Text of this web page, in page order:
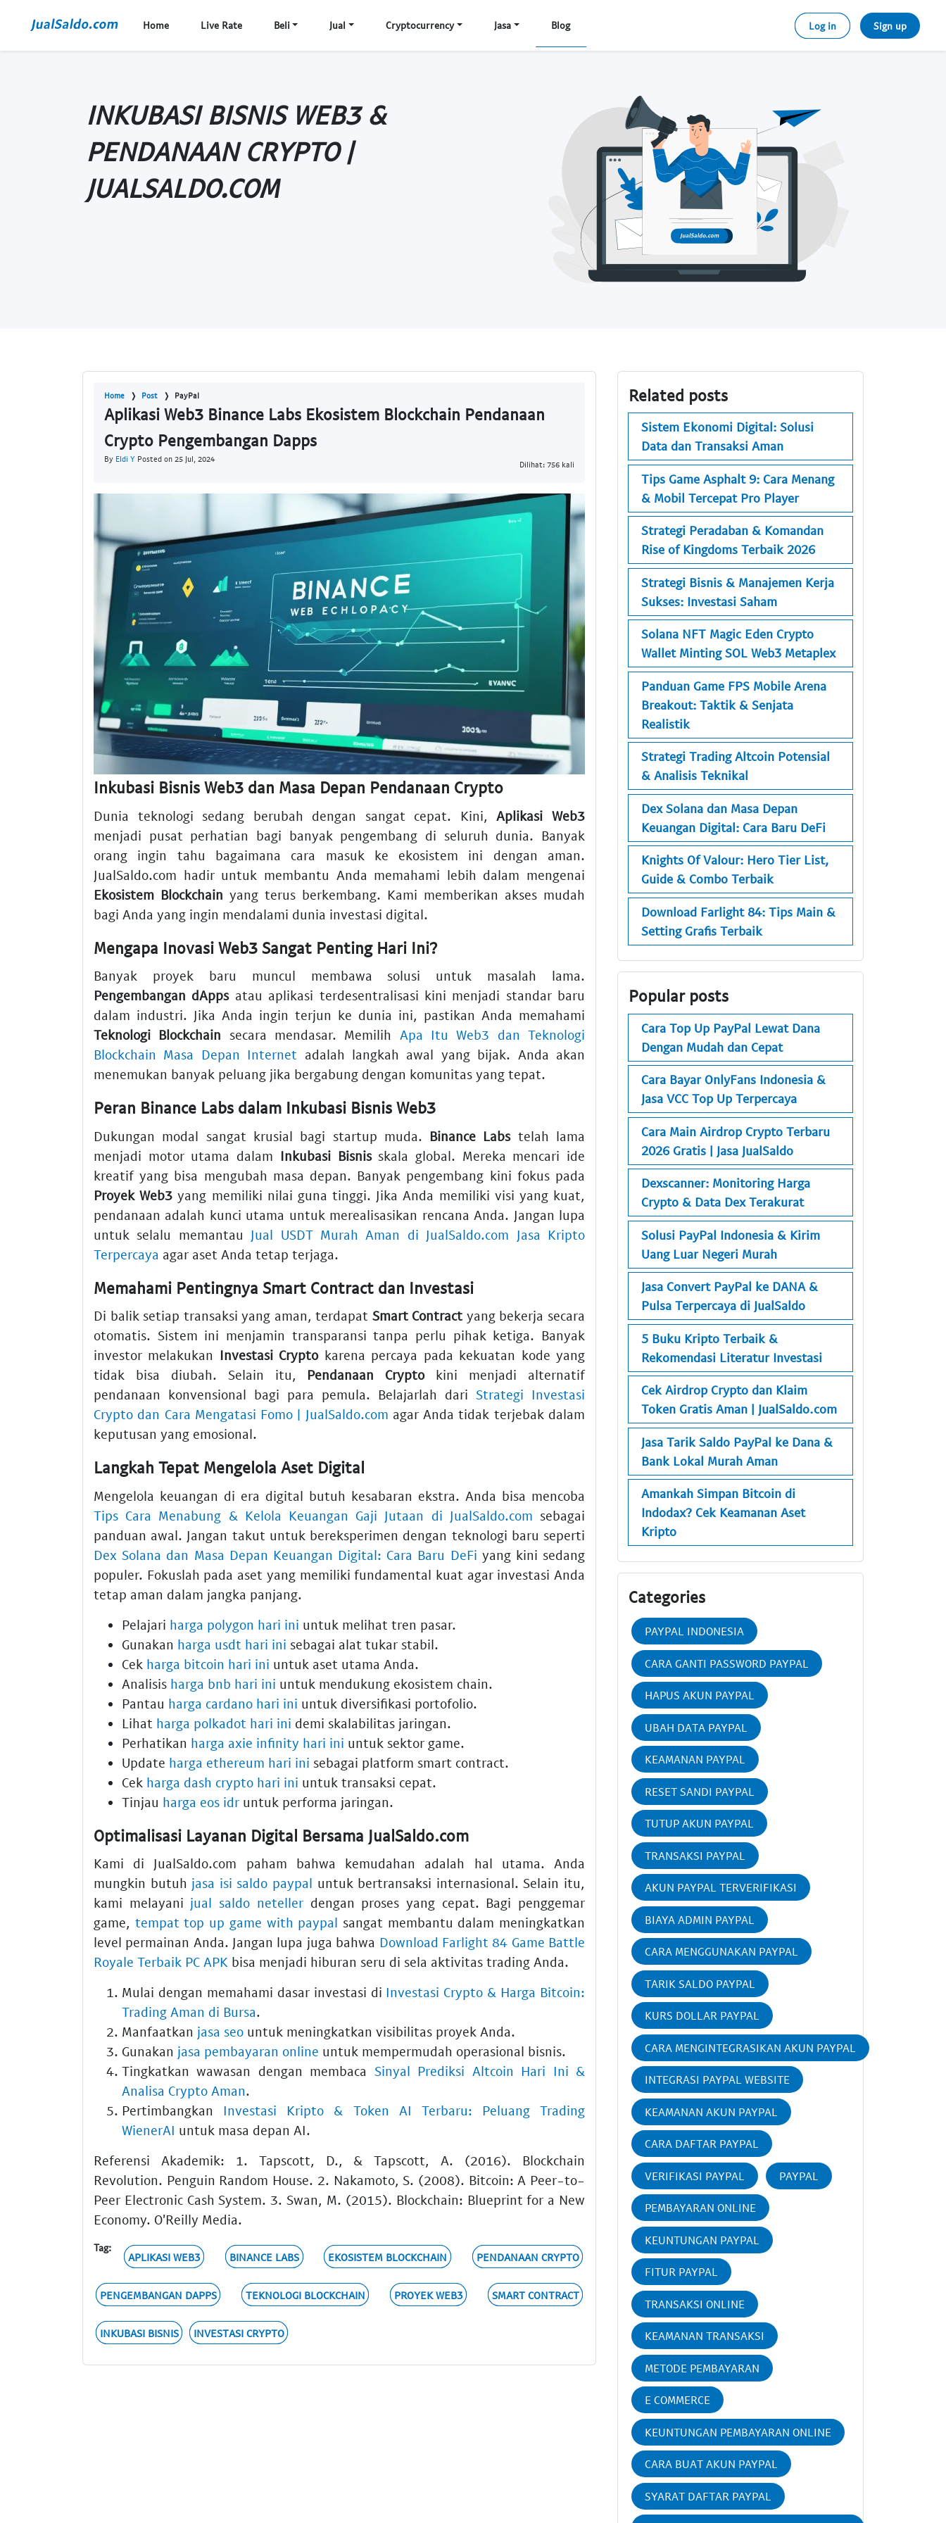
Home Live Rate Beli Jual Cryptocurrency Jasa Blog Log in Sign up
INKUBASI BISNIS WEB3 &
PENDANAAN CRYPTO |
JUALSALDO.COM
Home Post PayPal
Aplikasi Web3 Binance Labs Ekosistem Blockchain Pendanaan
Crypto Pengembangan Dapps
By Eldi Y Posted on 25 Jul, 2024
Dilihat: 756 kali
Inkubasi Bisnis Web3 dan Masa Depan Pendanaan Crypto
Dunia teknologi sedang berubah dengan sangat cepat. Kini,Aplikasi Web3
menjadi pusat perhatian bagi banyak pengembang di seluruh dunia. Banyak
orang ingin tahu bagaimana cara masuk ke ekosistem ini dengan aman.
JualSaldo.com hadir untuk membantu Anda memahami lebih dalam mengenai
Ekosistem Blockchain yang terus berkembang. Kami memberikan akses mudah
bagi Anda yang ingin mendalami dunia investasi digital.
Mengapa Inovasi Web3 Sangat Penting Hari Ini?
Banyak proyek baru muncul membawa solusi untuk masalah lama.
Pengembangan dAppsatau aplikasi terdesentralisasi kini menjadi standar baru
dalam industri. Jika Anda ingin terjun ke dunia ini, pastikan Anda memahami
Teknologi Blockchain secara mendasar. Memilih Apa Itu Web3 dan Teknologi
Blockchain Masa Depan Internet adalah langkah awal yang bijak. Anda akan
menemukan banyak peluang jika bergabung dengan komunitas yang tepat.
Peran Binance Labs dalam Inkubasi Bisnis Web3
Dukungan modal sangat krusial bagi startup muda. Binance Labstelah lama
menjadi motor utama dalam Inkubasi Bisnisskala global. Mereka mencari ide
kreatif yang bisa mengubah masa depan. Banyak pengembang kini fokus pada
Proyek Web3 yang memiliki nilai guna tinggi. Jika Anda memiliki visi yang kuat,
pendanaan adalah kunci utama untuk merealisasikan rencana Anda. Jangan lupa
untuk selalu memantau Jual USDT Murah Aman di JualSaldo.com Jasa Kripto
Terpercaya agar aset Anda tetap terjaga.
Memahami Pentingnya Smart Contract dan Investasi
Di balik setiap transaksi yang aman, terdapat Smart Contract yang bekerja secara
otomatis. Sistem ini menjamin transparansi tanpa perlu pihak ketiga. Banyak
investor melakukan Investasi Cryptokarena percaya pada kekuatan kode yang
tidak bisa diubah. Selain itu, Pendanaan Cryptokini menjadi alternatif
pendanaan konvensional bagi para pemula. Belajarlah dari Strategi Investasi
Crypto dan Cara Mengatasi Fomo | JualSaldo.com agar Anda tidak terjebak dalam
keputusan yang emosional.
Langkah Tepat Mengelola Aset Digital
Mengelola keuangan di era digital butuh kesabaran ekstra. Anda bisa mencoba
Tips Cara Menabung & Kelola Keuangan Gaji Jutaan di JualSaldo.com sebagai
panduan awal. Jangan takut untuk bereksperimen dengan teknologi baru seperti
Dex Solana dan Masa Depan Keuangan Digital: Cara Baru DeFi yang kini sedang
populer. Fokuslah pada aset yang memiliki fundamental kuat agar investasi Anda
tetap aman dalam jangka panjang.
Pelajari harga polygon hari ini untuk melihat tren pasar.
Gunakan harga usdt hari ini sebagai alat tukar stabil.
Cek harga bitcoin hari ini untuk aset utama Anda.
Analisis harga bnb hari ini untuk mendukung ekosistem chain.
Pantau harga cardano hari ini untuk diversifikasi portofolio.
Lihat harga polkadot hari ini demi skalabilitas jaringan.
Perhatikan harga axie infinity hari ini untuk sektor game.
Update harga ethereum hari ini sebagai platform smart contract.
Cek harga dash crypto hari ini untuk transaksi cepat.
Tinjau harga eos idr untuk performa jaringan.
Optimalisasi Layanan Digital Bersama JualSaldo.com
Kami di JualSaldo.com paham bahwa kemudahan adalah hal utama. Anda
mungkin butuh jasa isi saldo paypal untuk bertransaksi internasional. Selain itu,
kami melayani jual saldo netellerdengan proses yang cepat. Bagi penggemar
game, tempat top up game with paypal sangat membantu dalam meningkatkan
level permainan Anda. Jangan lupa juga bahwa Download Farlight 84 Game Battle
Royale Terbaik PC APK bisa menjadi hiburan seru di sela aktivitas trading Anda.
Mulai dengan memahami dasar investasi di Investasi Crypto & Harga Bitcoin:
Trading Aman di Bursa.
Manfaatkan jasa seo untuk meningkatkan visibilitas proyek Anda.
Gunakan jasa pembayaran online untuk mempermudah operasional bisnis.
Tingkatkan wawasan dengan membaca Sinyal Prediksi Altcoin Hari Ini &
Analisa Crypto Aman.
Pertimbangkan Investasi Kripto & Token AI Terbaru: Peluang Trading
WienerAI untuk masa depan AI.
Referensi Akademik: 1. Tapscott, D., & Tapscott, A. (2016). Blockchain
Revolution. Penguin Random House. 2. Nakamoto, S. (2008). Bitcoin: A Peer-to-
Peer Electronic Cash System. 3. Swan, M. (2015). Blockchain: Blueprint for a New
Economy. O'Reilly Media.
Tag:
APLIKASI WEB3 BINANCE LABS EKOSISTEM BLOCKCHAIN PENDANAAN CRYPTO
PENGEMBANGAN DAPPS TEKNOLOGI BLOCKCHAIN PROYEK WEB3 SMART CONTRACT
INKUBASI BISNIS INVESTASI CRYPTO
Related posts
Sistem Ekonomi Digital: Solusi
Data dan Transaksi Aman
Tips Game Asphalt 9: Cara Menang
& Mobil Tercepat Pro Player
Strategi Peradaban & Komandan
Rise of Kingdoms Terbaik 2026
Strategi Bisnis & Manajemen Kerja
Sukses: Investasi Saham
Solana NFT Magic Eden Crypto
Wallet Minting SOL Web3 Metaplex
Panduan Game FPS Mobile Arena
Breakout: Taktik & Senjata
Realistik
Strategi Trading Altcoin Potensial
& Analisis Teknikal
Dex Solana dan Masa Depan
Keuangan Digital: Cara Baru DeFi
Knights Of Valour: Hero Tier List,
Guide & Combo Terbaik
Download Farlight 84: Tips Main &
Setting Grafis Terbaik
Popular posts
Cara Top Up PayPal Lewat Dana
Dengan Mudah dan Cepat
Cara Bayar OnlyFans Indonesia &
Jasa VCC Top Up Terpercaya
Cara Main Airdrop Crypto Terbaru
2026 Gratis | Jasa JualSaldo
Dexscanner: Monitoring Harga
Crypto & Data Dex Terakurat
Solusi PayPal Indonesia & Kirim
Uang Luar Negeri Murah
Jasa Convert PayPal ke DANA &
Pulsa Terpercaya di JualSaldo
5 Buku Kripto Terbaik &
Rekomendasi Literatur Investasi
Cek Airdrop Crypto dan Klaim
Token Gratis Aman | JualSaldo.com
Jasa Tarik Saldo PayPal ke Dana &
Bank Lokal Murah Aman
Amankah Simpan Bitcoin di
Indodax? Cek Keamanan Aset
Kripto
Categories
PAYPAL INDONESIA
CARA GANTI PASSWORD PAYPAL
HAPUS AKUN PAYPAL
UBAH DATA PAYPAL
KEAMANAN PAYPAL
RESET SANDI PAYPAL
TUTUP AKUN PAYPAL
TRANSAKSI PAYPAL
AKUN PAYPAL TERVERIFIKASI
BIAYA ADMIN PAYPAL
CARA MENGGUNAKAN PAYPAL
TARIK SALDO PAYPAL
KURS DOLLAR PAYPAL
CARA MENGINTEGRASIKAN AKUN PAYPAL
INTEGRASI PAYPAL WEBSITE
KEAMANAN AKUN PAYPAL
CARA DAFTAR PAYPAL
VERIFIKASI PAYPAL PAYPAL
PEMBAYARAN ONLINE
KEUNTUNGAN PAYPAL
FITUR PAYPAL
TRANSAKSI ONLINE
KEAMANAN TRANSAKSI
METODE PEMBAYARAN
E COMMERCE
KEUNTUNGAN PEMBAYARAN ONLINE
CARA BUAT AKUN PAYPAL
SYARAT DAFTAR PAYPAL